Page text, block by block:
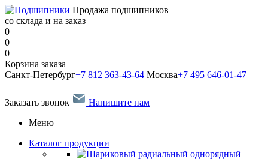
Продажа подшипников
со склада и на заказ
0
0
0
Корзина заказа
Санкт-Петербург+7 812 363-43-64 Москва+7 495 646-01-47
Заказать звонок
Напишите нам
Меню
Каталог продукции